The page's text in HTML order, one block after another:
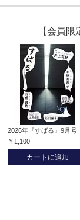
【会員
2026年『すばる』9月号
￥1,100
カートに追加